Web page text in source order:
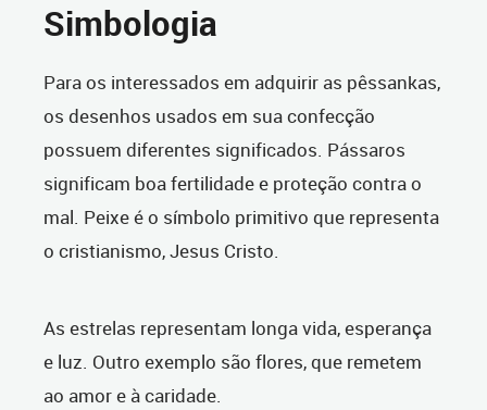
Simbologia
Para os interessados em adquirir as pêssankas,
os desenhos usados em sua confecção
possuem diferentes significados. Pássaros
significam boa fertilidade e proteção contra o
mal. Peixe é o símbolo primitivo que representa
o cristianismo, Jesus Cristo.
As estrelas representam longa vida, esperança
e luz. Outro exemplo são flores, que remetem
ao amor e à caridade.